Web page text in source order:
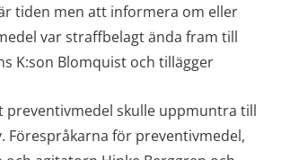
tiden men att informera om eller
var straffbelagt ända fram till
K:son Blomquist och tillägger
preventivmedel skulle uppmuntra till
Förespråkarna för preventivmedel,